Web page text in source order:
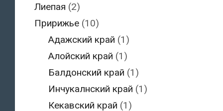
Лиепая (2)
Пририжье(10)
Адажский край (1)
Алойский край (1)
Балдонский край (1)
Инчукалнский край (1)
Кекавский край (1)